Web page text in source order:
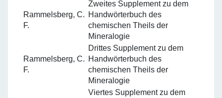
Rammelsberg, C.
F.
Zweites Supplement zu dem
Handwörterbuch des
chemischen Theils der
Mineralogie
Rammelsberg, C.
F.
Drittes Supplement zu dem
Handwörterbuch des
chemischen Theils der
Mineralogie
Viertes Supplement zu dem